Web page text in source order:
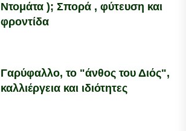
Ντομάτα ); Σπορά , φύτευση και
φροντίδα
Γαρύφαλλο, το "άνθος του Διός",
καλλιέργεια και ιδιότητες